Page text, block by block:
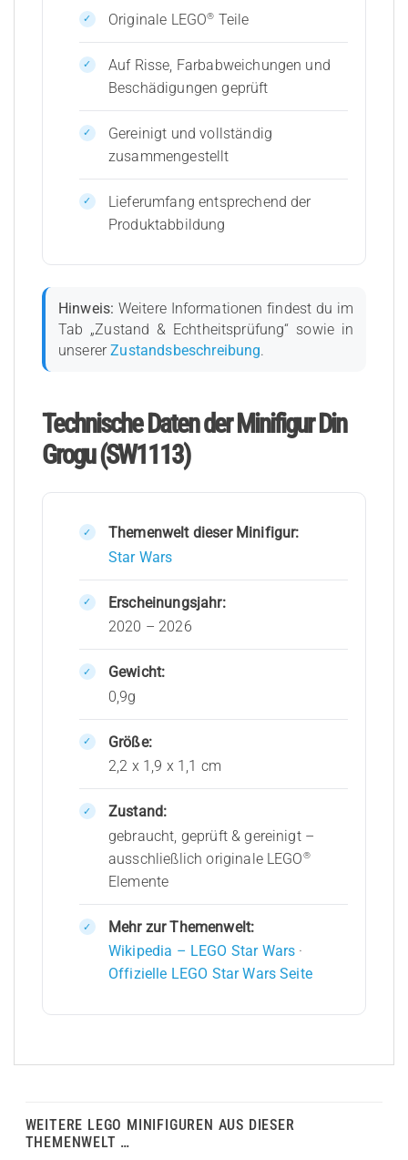
Originale LEGO® Teile
Auf Risse, Farbabweichungen und
Beschädigungen geprüft
Gereinigt und vollständig
zusammengestellt
Lieferumfang entsprechend der
Produktabbildung
Hinweis: Weitere Informationen findest du im
Tab „Zustand & Echtheitsprüfung“ sowie in
unsererZustandsbeschreibung.
Technische Daten der Minifigur Din
Grogu (SW1113)
Themenwelt dieser Minifigur:
Star Wars
Erscheinungsjahr:
2020 – 2026
Gewicht:
0,9g
Größe:
2,2 x 1,9 x 1,1 cm
Zustand:
gebraucht, geprüft & gereinigt –
ausschließlich originale LEGO®
Elemente
Mehr zur Themenwelt:
Wikipedia – LEGO Star Wars ·
Offizielle LEGO Star Wars Seite
WEITERE LEGO MINIFIGUREN AUS DIESER
THEMENWELT …